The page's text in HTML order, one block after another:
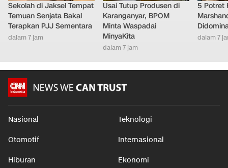
Sekolah di Jaksel Tempat
Temuan Senjata Bakal
Terapkan PJJ Sementara
dalam 7 jam
Usai Tutup Produsen di
Karanganyar, BPOM
Minta Waspadai
MinyaKita
dalam 7 jam
5 Potret
dalam 7
Nasional Teknologi
Otomotif Internasional
Hiburan Ekonomi